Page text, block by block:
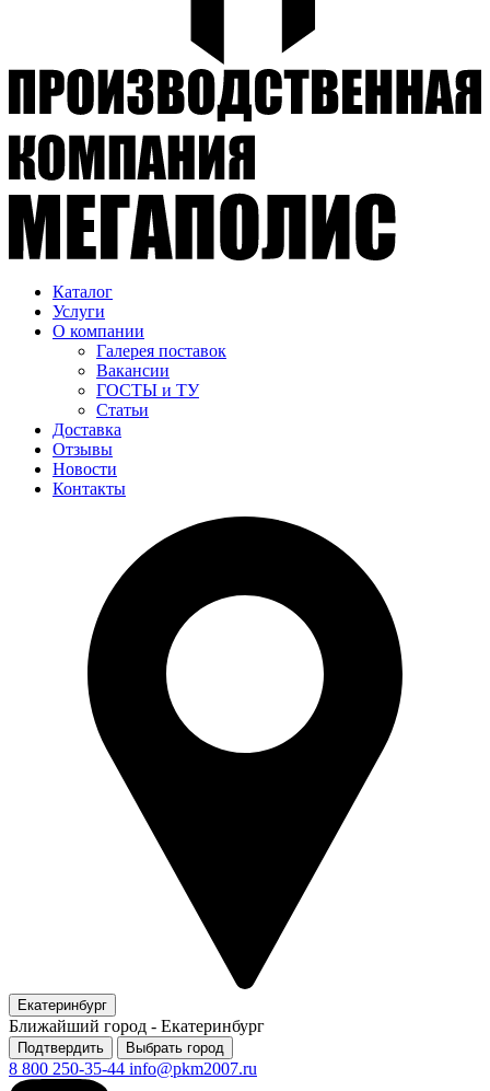
Каталог
Услуги
О компании
Галерея поставок
Вакансии
ГОСТЫ и ТУ
Статьи
Доставка
Отзывы
Новости
Контакты
Екатеринбург
Ближайший город - Екатеринбург
Подтвердить Выбрать город
8 800 250-35-44 info@pkm2007.ru